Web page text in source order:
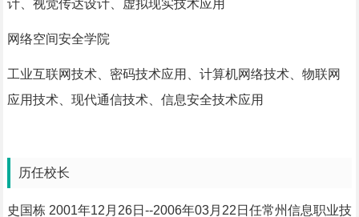
计、视觉传达设计、虚拟现实技术应用
网络空间安全学院
工业互联网技术、密码技术应用、计算机网络技术、物联网
应用技术、现代通信技术、信息安全技术应用
历任校长
史国栋 2001年12月26日--2006年03月22日任常州信息职业技